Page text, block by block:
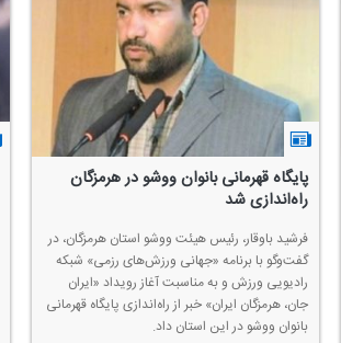
پایگاه قهرمانی بانوان ووشو در هرمزگان
راه‌اندازی شد
فرشید باوقار، رئیس هیئت ووشو استان هرمزگان، در
گفت‌وگو با برنامه «جهانی ورزش‌های رزمی» شبكه
رادیویی ورزش و به مناسبت آغاز رویداد «ایران
جان، هرمزگان ایران» خبر از راه‌اندازی پایگاه قهرمانی
بانوان ووشو در این استان داد.